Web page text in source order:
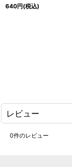
640円(税込)
レビュー
0件のレビュー